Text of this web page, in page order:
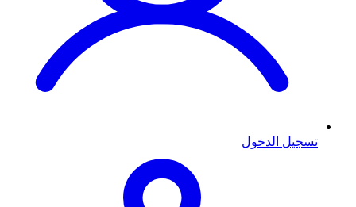
تسجيل الدخول